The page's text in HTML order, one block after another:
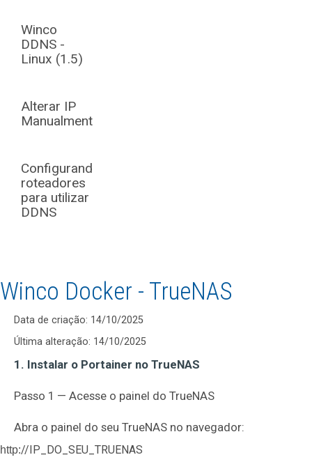
Winco
DDNS -
Linux (1.5)
Alterar IP
Manualmente
Configurando
roteadores
para utilizar o
DDNS
Winco Docker - TrueNAS
Data de criação: 14/10/2025
Última alteração: 14/10/2025
1. Instalar o Portainer no TrueNAS
Passo 1 — Acesse o painel do TrueNAS
Abra o painel do seu TrueNAS no navegador:
http://IP_DO_SEU_TRUENAS